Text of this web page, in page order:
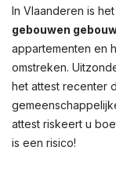
In Vlaanderen is het
gebouwen
appartementen en
omstreken.
het attest recenter
attest riskeert u
is een risico!​